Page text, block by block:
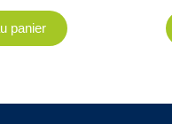
panier